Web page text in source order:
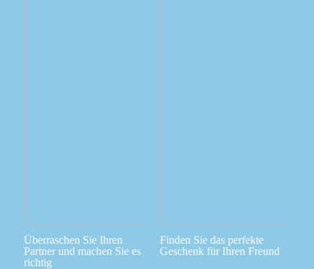
Überraschen Sie Ihren
Partner und machen Sie es
richtig
Finden Sie das perfekte
Geschenk für Ihren Freund